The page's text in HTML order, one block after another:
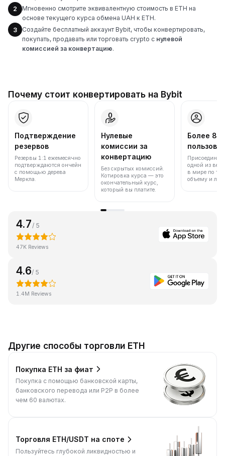
2
Мгновенно смотрите эквивалентную стоимость в ETH на
основе текущего курса обмена UAH к ETH.
3
Создайте бесплатный аккаунт Bybit, чтобы конвертировать,
покупать, продавать или торговать crypto с нулевой
комиссией за конвертацию.
Почему стоит конвертировать на Bybit
Подтверждение
резервов
Резервы 1:1 ежемесячно
подтверждаются ончейн
с помощью дерева
Меркла.
Нулевые
комиссии за
конвертацию
Без скрытых комиссий.
Котировка курса — это
окончательный курс,
который вы платите.
Более 86
одной из
в мире по
объему и
4.7 / 5
47K Reviews
4.6/ 5
1.4M Reviews
Другие способы торговли ETH
Покупка ETH за фиат
Покупка с помощью банковской карты,
банковского перевода или P2P в более
чем 60 валютах.
Торговля ETH/USDT на споте
Пользуйтесь глубокой ликвидностью и